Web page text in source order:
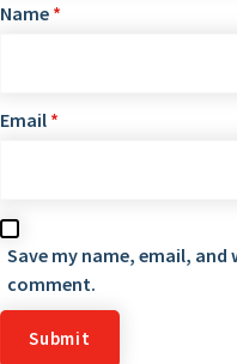
Name *
Email *
Save my name, email,
comment.